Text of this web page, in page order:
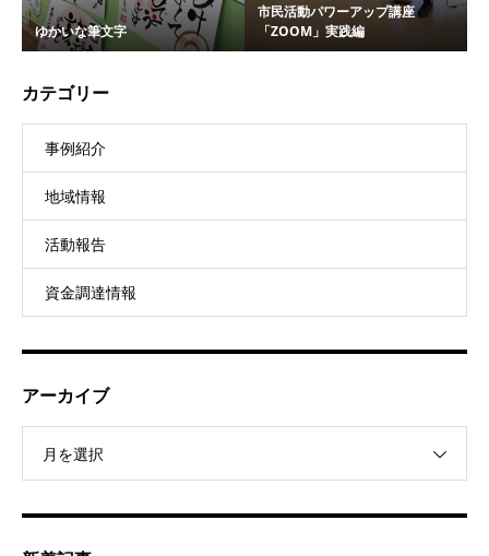
ゆかいな筆文字
市民活動パワーアップ講座
「ZOOM」実践編
カテゴリー
事例紹介
地域情報
活動報告
資金調達情報
アーカイブ
月を選択